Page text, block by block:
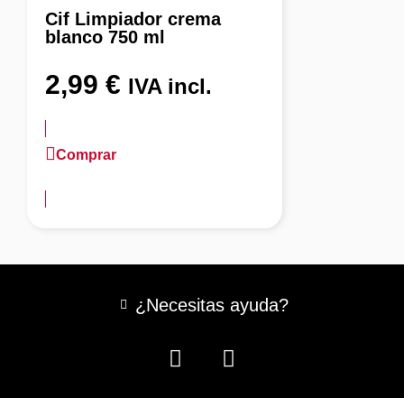
Cif Limpiador crema
blanco 750 ml
2,99 € IVA incl.
Comprar
¿Necesitas ayuda?